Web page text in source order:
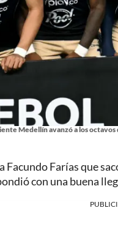
Medellín avanzó a los octavos
Facundo Farías que
con una buena